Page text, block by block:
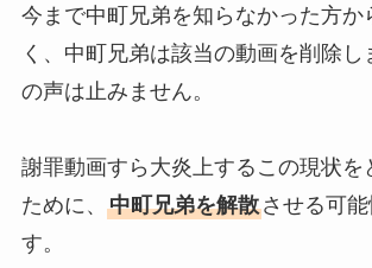
今まで中町兄弟を知らなかった方か
く、中町兄弟は該当の動画を削除し
の声は止みません。
謝罪動画すら大炎上するこの現状を
ために、 中町兄弟を解散させる可
す。